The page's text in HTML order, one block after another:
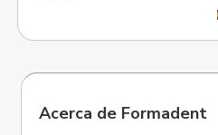
Acerca de Formadent